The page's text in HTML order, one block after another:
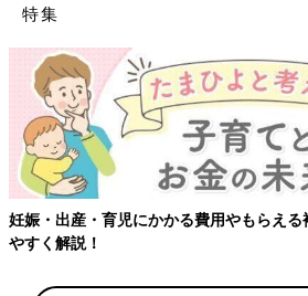
特集
妊娠・出産・育児にかかる費用やもらえる
やすく解説！